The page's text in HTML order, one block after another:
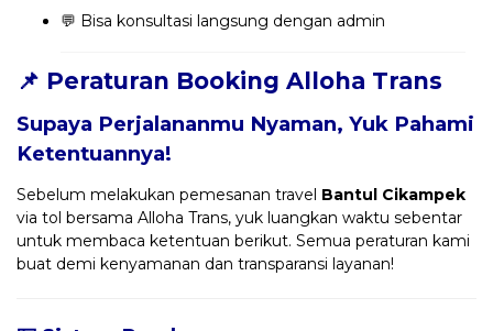
💬 Bisa konsultasi langsung dengan admin
📌 Peraturan Booking Alloha Trans
Supaya Perjalananmu Nyaman, Yuk Pahami
Ketentuannya!
Sebelum melakukan pemesanan travel Bantul Cikampek
via tol bersama Alloha Trans, yuk luangkan waktu sebentar
untuk membaca ketentuan berikut. Semua peraturan kami
buat demi kenyamanan dan transparansi layanan!